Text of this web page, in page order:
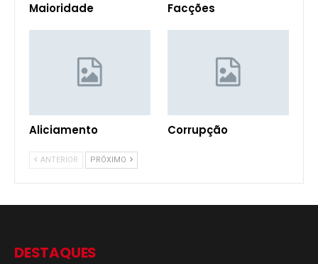
Maioridade Facções
Aliciamento Corrupção
ANTERIOR PRÓXIMO
DESTAQUES